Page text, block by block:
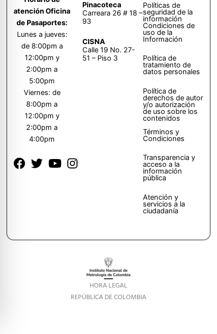
atención Oficina
de Pasaportes:
Lunes a jueves:
de 8:00pm a
12:00pm y
2:00pm a
5:00pm
Viernes: de
8:00pm a
12:00pm y
2:00pm a
4:00pm
Pinacoteca
Carreara 26 # 18 –
93
CISNA
Calle 19 No. 27-
51 – Piso 3
Políticas de
seguridad de la
información
Condiciones de
uso de la
Información
Política de
tratamiento de
datos personales
Política de
derechos de autor
y/o autorización
de uso sobre los
contenidos
Términos y
Condiciones
Transparencia y
acceso a la
información
pública
Atención y
servicios a la
ciudadanía
HORA LEGAL
REPÚBLICA DE COLOMBIA